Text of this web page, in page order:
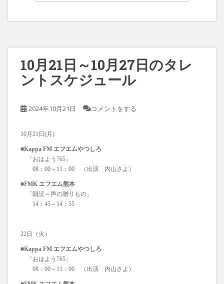
10月21日～10月27日のタレ
ントスケジュール
2024年10月21日 コメントをする
10月21日(月)
■Kappa FM エフエムやつしろ
「おはよう765」
08：00～11：00 （出演 内山さよ）
■FMK エフエム熊本
「朗読～声の贈りもの」
14：45～14：55
22日（火）
■Kappa FM エフエムやつしろ
「おはよう765」
08：00～11：00 （出演 内山さよ）